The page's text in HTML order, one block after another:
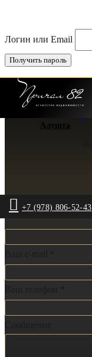
Логин или Email
Ялта
Алушта
+7 (978) 806-52-43